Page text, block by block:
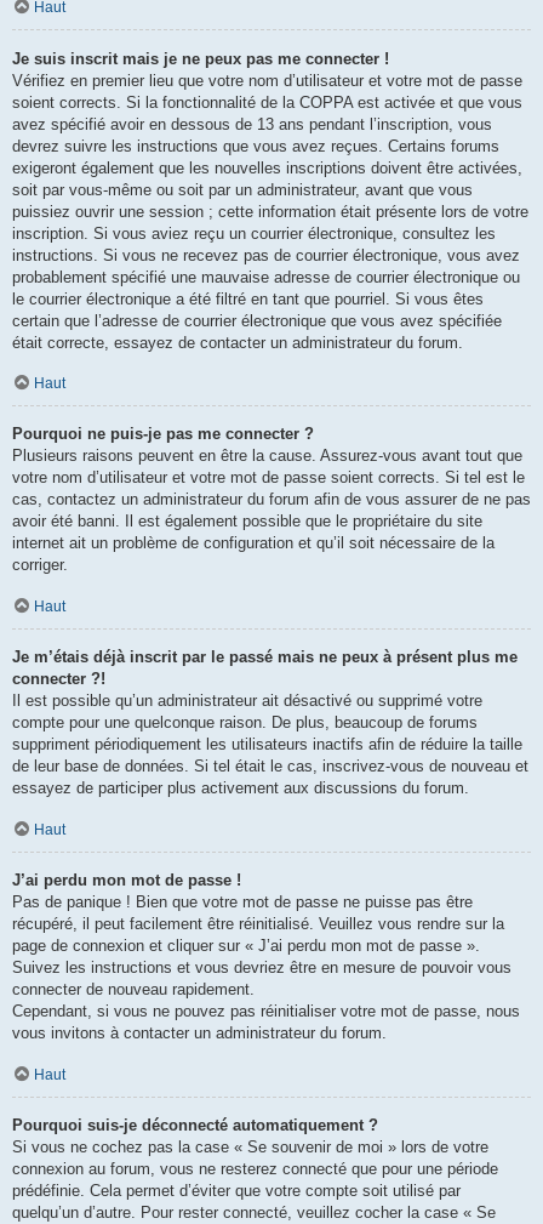
Haut
Je suis inscrit mais je ne peux pas me connecter !
Vérifiez en premier lieu que votre nom d’utilisateur et votre mot de passe
soient corrects. Si la fonctionnalité de la COPPA est activée et que vous
avez spécifié avoir en dessous de 13 ans pendant l’inscription, vous
devrez suivre les instructions que vous avez reçues. Certains forums
exigeront également que les nouvelles inscriptions doivent être activées,
soit par vous-même ou soit par un administrateur, avant que vous
puissiez ouvrir une session ; cette information était présente lors de votre
inscription. Si vous aviez reçu un courrier électronique, consultez les
instructions. Si vous ne recevez pas de courrier électronique, vous avez
probablement spécifié une mauvaise adresse de courrier électronique ou
le courrier électronique a été filtré en tant que pourriel. Si vous êtes
certain que l’adresse de courrier électronique que vous avez spécifiée
était correcte, essayez de contacter un administrateur du forum.
Haut
Pourquoi ne puis-je pas me connecter ?
Plusieurs raisons peuvent en être la cause. Assurez-vous avant tout que
votre nom d’utilisateur et votre mot de passe soient corrects. Si tel est le
cas, contactez un administrateur du forum afin de vous assurer de ne pas
avoir été banni. Il est également possible que le propriétaire du site
internet ait un problème de configuration et qu’il soit nécessaire de la
corriger.
Haut
Je m’étais déjà inscrit par le passé mais ne peux à présent plus me
connecter ?!
Il est possible qu’un administrateur ait désactivé ou supprimé votre
compte pour une quelconque raison. De plus, beaucoup de forums
suppriment périodiquement les utilisateurs inactifs afin de réduire la taille
de leur base de données. Si tel était le cas, inscrivez-vous de nouveau et
essayez de participer plus activement aux discussions du forum.
Haut
J’ai perdu mon mot de passe !
Pas de panique ! Bien que votre mot de passe ne puisse pas être
récupéré, il peut facilement être réinitialisé. Veuillez vous rendre sur la
page de connexion et cliquer sur « J’ai perdu mon mot de passe ».
Suivez les instructions et vous devriez être en mesure de pouvoir vous
connecter de nouveau rapidement.
Cependant, si vous ne pouvez pas réinitialiser votre mot de passe, nous
vous invitons à contacter un administrateur du forum.
Haut
Pourquoi suis-je déconnecté automatiquement ?
Si vous ne cochez pas la case « Se souvenir de moi » lors de votre
connexion au forum, vous ne resterez connecté que pour une période
prédéfinie. Cela permet d’éviter que votre compte soit utilisé par
quelqu’un d’autre. Pour rester connecté, veuillez cocher la case « Se